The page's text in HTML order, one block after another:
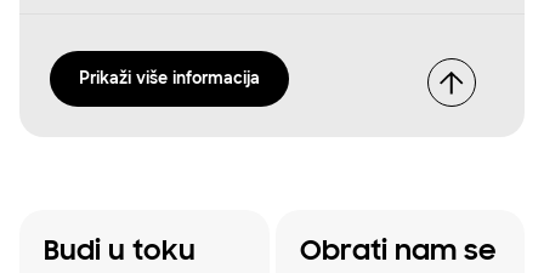
Prikaži više informacija
Budi u toku Obrati nam se